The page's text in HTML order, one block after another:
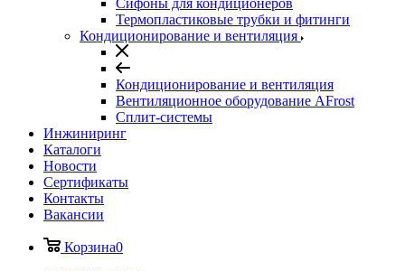
Сифоны для кондиционеров
Термопластиковые трубки и фитинги
Кондиционирование и вентиляция
Кондиционирование и вентиляция
Вентиляционное оборудование AFrost
Сплит-системы
Инжиниринг
Каталоги
Новости
Сертификаты
Контакты
Вакансии
Корзина0